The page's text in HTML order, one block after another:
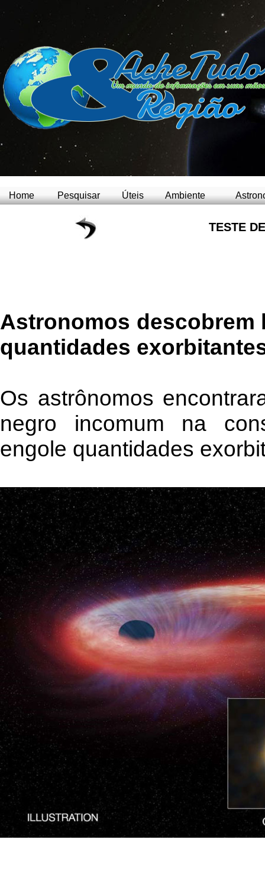
Home Pesquisar Úteis Ambiente
TESTE
Astronomos descobrem
quantidades
Os astrônomos
negro incomum na
engole quantidades